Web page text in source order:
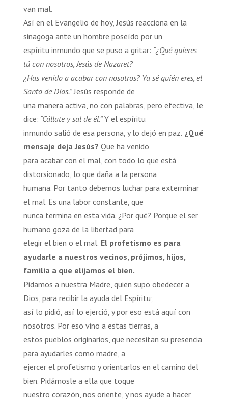
van mal.
Así en el Evangelio de hoy, Jesús reacciona en la
sinagoga ante un hombre poseído por un
espíritu inmundo que se puso a gritar: “¿Qué quieres
tú con nosotros, Jesús de Nazaret?
¿Has venido a acabar con nosotros? Ya sé quién eres, el
Santo de Dios.”Jesús responde de
una manera activa, no con palabras, pero efectiva, le
dice: “Cállate y sal de él.”Y el espíritu
inmundo salió de esa persona, y lo dejó en paz. ¿Qué
mensaje deja Jesús? Que ha venido
para acabar con el mal, con todo lo que está
distorsionado, lo que daña a la persona
humana. Por tanto debemos luchar para exterminar
el mal. Es una labor constante, que
nunca termina en esta vida. ¿Por qué? Porque el ser
humano goza de la libertad para
elegir el bien o el mal. El profetismo es para
ayudarle a nuestros vecinos, prójimos, hijos,
familia a que elijamos el bien.
Pidamos a nuestra Madre, quien supo obedecer a
Dios, para recibir la ayuda del Espíritu;
así lo pidió, así lo ejerció, y por eso está aquí con
nosotros. Por eso vino a estas tierras, a
estos pueblos originarios, que necesitan su presencia
para ayudarles como madre, a
ejercer el profetismo y orientarlos en el camino del
bien. Pidámosle a ella que toque
nuestro corazón, nos oriente, y nos ayude a hacer